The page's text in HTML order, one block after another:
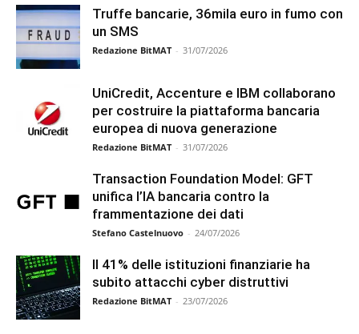
Truffe bancarie, 36mila euro in fumo con
un SMS
Redazione BitMAT - 31/07/2026
UniCredit, Accenture e IBM collaborano
per costruire la piattaforma bancaria
europea di nuova generazione
Redazione BitMAT - 31/07/2026
Transaction Foundation Model: GFT
unifica l’IA bancaria contro la
frammentazione dei dati
Stefano Castelnuovo - 24/07/2026
Il 41% delle istituzioni finanziarie ha
subito attacchi cyber distruttivi
Redazione BitMAT - 23/07/2026